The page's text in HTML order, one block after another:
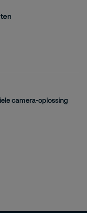
camera-oplossing